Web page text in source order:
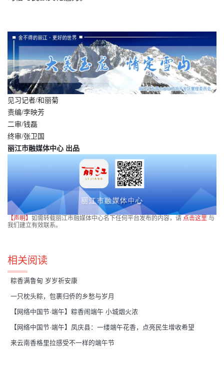
见习记者/和丽菊
责编/李映芳
二审/钱磊
终审/张卫国
丽江市融媒体中心 出品
【声明】 如需转载丽江市融媒体中心名下任何平台发布的内容，请 点击这里 与
我们建立有效联系。
相关阅读
粽香满鲁甸 岁岁祈安康
一只枕头粽，包裹归侨的乡愁与岁月
【网络中国节·端午】粽香闹端午 小城烟火浓
【网络中国节·端午】凤庆县：一缕端午花香，点亮民生增收希望
来云南香格里拉感受不一样的端午节